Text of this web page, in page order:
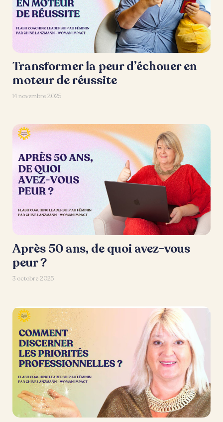
Transformer la peur d’échouer en
moteur de réussite
14 novembre 2025
Après 50 ans, de quoi avez-vous
peur ?
3 octobre 2025